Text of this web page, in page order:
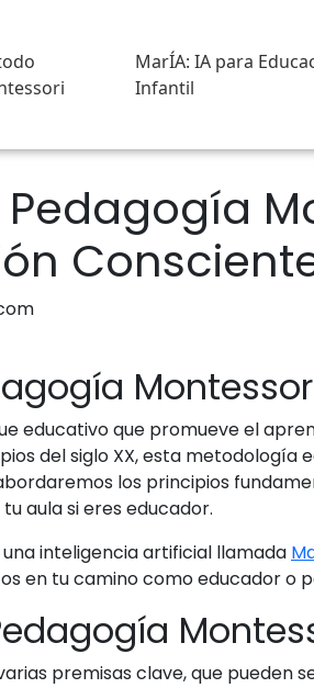
MarÍA: IA para
Infantil
educativo que promueve el
del siglo XX, esta
los principios
aula si eres educador.
inteligencia artificial llamada
en tu camino como educador o
premisas clave, que pueden